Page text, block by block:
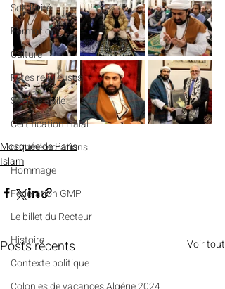
Solidarité
Formation
Culture
Fêtes religieuses
Société civile
Certification Halal
commémorations
Hommage
Fédération GMP
Le billet du Recteur
Histoire
Contexte politique
Mosquée de Paris
Islam
Posts récents Voir tout